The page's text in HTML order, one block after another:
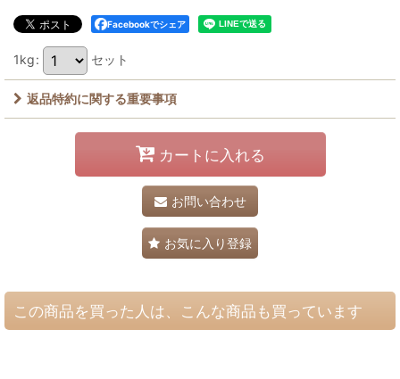
Facebookでシェア
1kg: セット
返品特約に関する重要事項
カートに入れる
お問い合わせ
お気に入り登録
この商品を買った人は、こんな商品も買っています